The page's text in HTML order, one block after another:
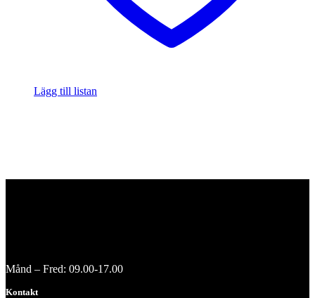
Lägg till listan
Månd – Fred: 09.00-17.00
Kontakt